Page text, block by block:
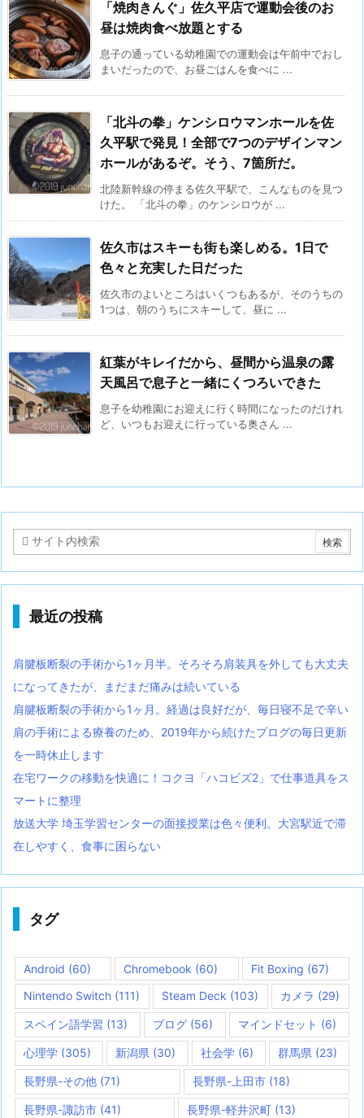
「焼肉きんぐ」佐久平店で運動会後のお
昼は焼肉食べ放題とする
息子の通っている幼稚園での運動会は午前中でおし
まいだったので、お昼ごはんを食べに ...
「北斗の拳」ケンシロウマンホールを佐
久平駅で発見！全部で7つのデザインマン
ホールがあるぞ。そう、7箇所だ。
北陸新幹線の停まる佐久平駅で、こんなものを見つ
けた。 「北斗の拳」のケンシロウが ...
佐久市はスキーも街も楽しめる。1日で
色々と充実した日だった
佐久市のよいところはいくつもあるが、そのうちの
1つは、朝のうちにスキーして、昼に ...
紅葉がキレイだから、昼間から温泉の露
天風呂で息子と一緒にくつろいできた
息子を幼稚園にお迎えに行く時間になったのだけれ
ど、いつもお迎えに行っている奥さん ...
最近の投稿
肩腱板断裂の手術から1ヶ月半。そろそろ肩装具を外しても大丈夫
になってきたが、まだまだ痛みは続いている
肩腱板断裂の手術から1ヶ月。経過は良好だが、毎日寝不足で辛い
肩の手術による療養のため、2019年から続けたブログの毎日更新
を一時休止します
在宅ワークの移動を快適に！コクヨ「ハコビズ2」で仕事道具をス
マートに整理
放送大学 埼玉学習センターの面接授業は色々便利。大宮駅近で滞
在しやすく、食事に困らない
タグ
Android (60) Chromebook (60) Fit Boxing (67)
Nintendo Switch (111) Steam Deck (103) カメラ (29)
スペイン語学習 (13) ブログ (56) マインドセット (6)
心理学 (305) 新潟県 (30) 社会学(6) 群馬県(23)
長野県-その他 (71) 長野県-上田市(18)
長野県-諏訪市 (41) 長野県-軽井沢町 (13)